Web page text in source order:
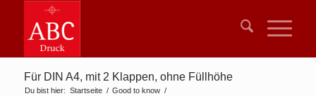
Für DIN A4, mit 2 Klappen, ohne Füllhöhe
Du bist hier: Startseite / Good to know /